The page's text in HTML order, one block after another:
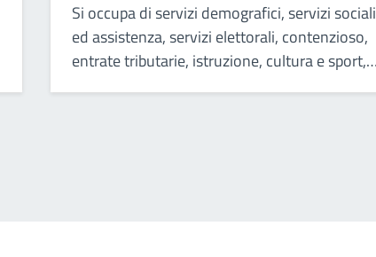
Si occupa di servizi demografici, servizi sociali
ed assistenza, servizi elettorali, contenzioso,
entrate tributarie, istruzione, cultura e sport,